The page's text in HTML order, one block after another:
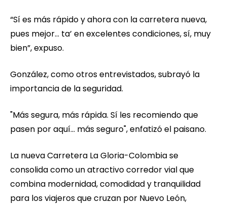
“Sí es más rápido y ahora con la carretera nueva,
pues mejor… ta’ en excelentes condiciones, sí, muy
bien”, expuso.
González, como otros entrevistados, subrayó la
importancia de la seguridad.
"Más segura, más rápida. Sí les recomiendo que
pasen por aquí... más seguro", enfatizó el paisano.
La nueva Carretera La Gloria-Colombia se
consolida como un atractivo corredor vial que
combina modernidad, comodidad y tranquilidad
para los viajeros que cruzan por Nuevo León,